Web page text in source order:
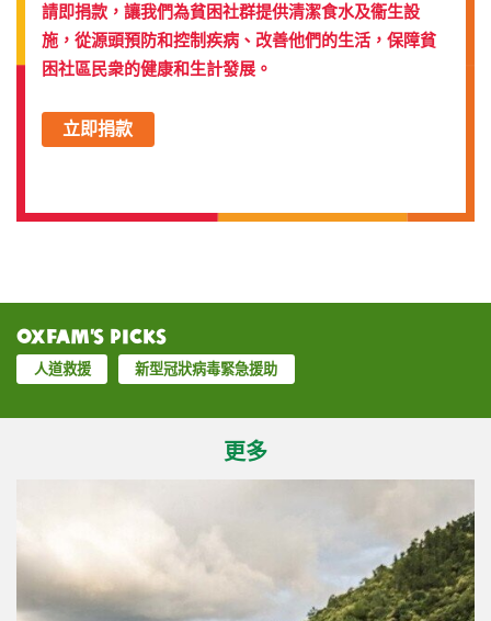
請即捐款，讓我們為貧困社群提供清潔食水及衞生設
施，從源頭預防和控制疾病、改善他們的生活，保障貧
困社區民衆的健康和生計發展。
立即捐款
Oxfam’s Picks
人道救援 新型冠狀病毒緊急援助
更多